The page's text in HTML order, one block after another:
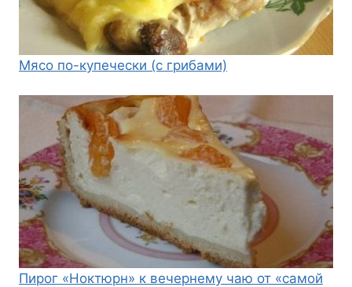
Мясо по-купечески (с грибами)
Пирог «Ноктюрн» к вечернему чаю от «самой